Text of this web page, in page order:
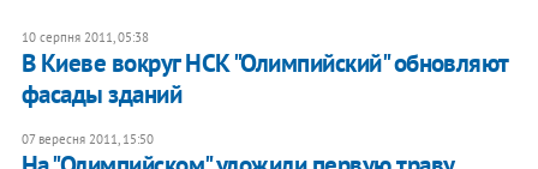
10 серпня 2011, 05:38
В Киеве вокруг НСК "Олимпийский" обновляют
фасады зданий
07 вересня 2011, 15:50